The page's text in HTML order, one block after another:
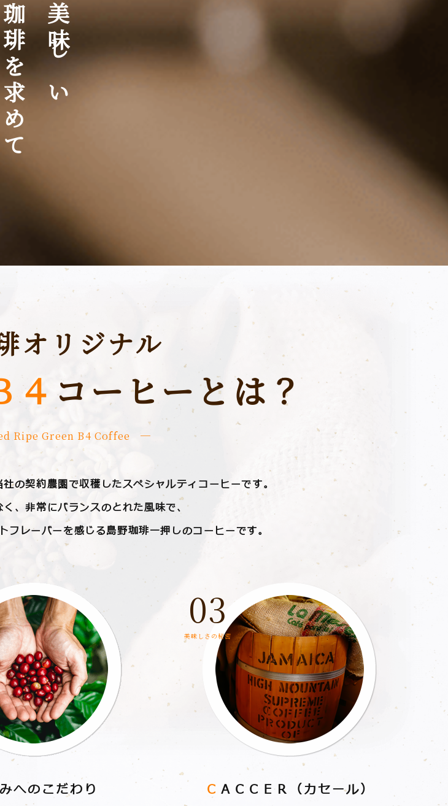
美味しい
めて
オリジナル
４ コーヒーとは？
Ripe Green B4 Coffee ─
の契約農園で収穫したスペシャルティコーヒーです。
、⾮常にバランスのとれた⾵味で、
フレーバーを感じる島野珈琲⼀押しのコーヒーです。
へのこだわり
03
美味しさの秘密
Ｃ ＡＣＣＥＲ （カセール）